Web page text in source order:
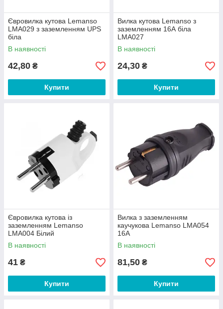
Євровилка кутова Lemanso
LMA029 з заземленням UPS
біла
В наявності
42,80 ₴
Купити
Вилка кутова Lemanso з
заземленням 16А біла
LMA027
В наявності
24,30 ₴
Купити
Євровилка кутова із
заземленням Lemanso
LMA004 Білий
В наявності
41 ₴
Купити
Вилка з заземленням
каучукова Lemanso LMA054
16A
В наявності
81,50 ₴
Купити